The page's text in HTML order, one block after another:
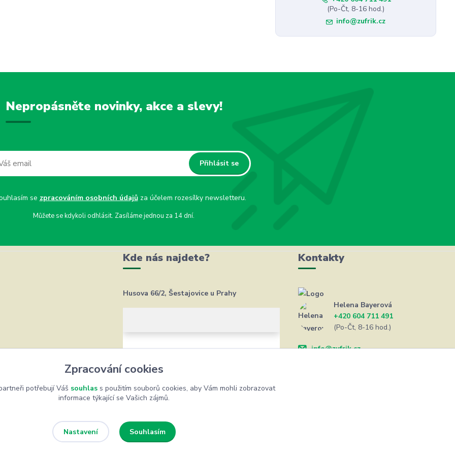
(Po-Čt, 8-16 hod.)
info@zufrik.cz
Nepropásněte novinky, akce a slevy!
Přihlásit se
se zpracováním osobních údajůza účelem rozesílky newsletteru.
Můžete se kdykoli odhlásit. Zasíláme jednou za 14 dní.
Kde nás najdete?
Husova 66/2, Šestajovice u Prahy
Kontakty
Helena Bayerová
+420 604 711 491
(Po-Čt, 8-16 hod.)
info@zufrik.cz
Zpracování cookies
potřebují Váš souhlass použitím souborů cookies, aby Vám mohli zobrazovat
informace týkající se Vašich zájmů.
Nastavení Souhlasím